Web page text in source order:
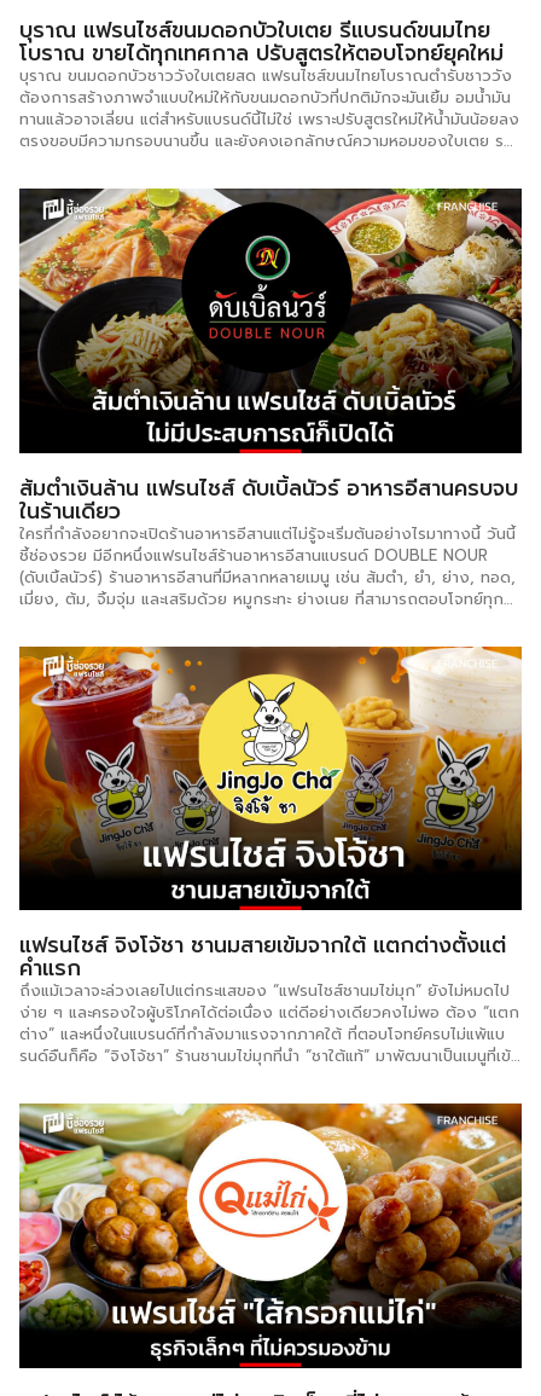
บุราณ แฟรนไชส์ขนมดอกบัวใบเตย รีแบรนด์ขนมไทย
โบราณ ขายได้ทุกเทศกาล ปรับสูตรให้ตอบโจทย์ยุคใหม่
บุราณ ขนมดอกบัวชาววังใบเตยสด แฟรนไชส์ขนมไทยโบราณตำรับชาววัง
ต้องการสร้างภาพจำแบบใหม่ให้กับขนมดอกบัวที่ปกติมักจะมันเยิ้ม อมน้ำมัน
ทานแล้วอาจเลี่ยน แต่สำหรับแบรนด์นี้ไม่ใช่ เพราะปรับสูตรใหม่ให้น้ำมันน้อยลง
ตรงขอบมีความกรอบนานขึ้น และยังคงเอกลักษณ์ความหอมของใบเตย รส
ระยะเวลาสัญญา 2 ปี ระยะเวลาคืนทุน 1 เดือน จำนวนสาขา มากกว่า 100
สาขา กลยุทธ์ธุรกิจ -ขนมใบเตยที่ไม่มันเยิ้ม ไม่อมน้ำมัน -กรรมวิธีการทำที่
ทำให้ขอบกรอบนานขึ้น -รสชาติที่ปรับสูตรมาให้หอม กลมกล่อมมากยิ่งขึ้น
ชุดเริ่มต้น 18,900 บาท สิ่งที่ได้รับ การสอนอบรมการทำขนมดอกบัว มีให้ลือ
ก 3 แบบ เดินทางมาเทรนด้วยตัวเองที่ อ.เมือง จ.มหาสารคาม ให้ทีมงานไป
สอนถึงบ้านแต่จะมีค่าใช้จ่ายการเดินทาง เทรนผ่านออนไลน์ คลิปการสอน จัด
ส่งสินค้าไปที่บ้านลูกค้า จะมีค่าจัดส่งอุปกรณ์ ติดต่อโทร : 093-3761278 /
088-3316550 […]
ส้มตำเงินล้าน แฟรนไชส์ ดับเบิ้ลนัวร์ อาหารอีสานครบจบ
ในร้านเดียว
ใครที่กำลังอยากจะเปิดร้านอาหารอีสานแต่ไม่รู้จะเริ่มต้นอย่างไรมาทางนี้ วันนี้
ชี้ช่องรวย มีอีกหนึ่งแฟรนไชส์ร้านอาหารอีสานแบรนด์ DOUBLE NOUR
(ดับเบิ้ลนัวร์) ร้านอาหารอีสานที่มีหลากหลายเมนู เช่น ส้มตำ, ยำ, ย่าง, ทอด,
เมี่ยง, ต้ม, จิ้มจุ่ม และเสริมด้วย หมูกระทะ ย่างเนย ที่สามารถตอบโจทย์ทุก
ความต้องการของลูกค้าได้อย่างครอบคลุม แฟรนไชส์ ดับเบิ้ลนัวร์ ยึดมั่นใน
ปรุง เช่น น้ำตำ น้ำยำ น้ำต้ม น้ำจิ้มต่างๆ ช่วยให้สามารถปรุงอาหารได้ง่าย
ลดขั้นตอนการทำ รสชาติเป็นมาตรฐานเดียวกันทุกครั้ง ไม่จำเป็นต้องใช้เชฟ
มืออาชีพก็สามารถทำได้ ตอบโจทย์ได้เป็นอย่างดีสำหรับการเปิดร้านอาหาร
หมดกังวลเรื่องขาดพ่อครัวแม่ครัว สำหรับรูปแบบการลงทุนแฟรนไชส์
ดับเบิ้ลนัวร์ มีให้เลือกถึง 3 รูปแบบ แฟรนไชส์ Size S ราคา 149,000 บาท
รูปแบบสำหรับ ร้านขนาดเล็ก 4-5 โต๊ะ […]
แฟรนไชส์ จิงโจ้ชา ชานมสายเข้มจากใต้ แตกต่างตั้งแต่
คำแรก
ถึงแม้เวลาจะล่วงเลยไปแต่กระแสของ “แฟรนไชส์ชานมไข่มุก” ยังไม่หมดไป
ง่าย ๆ และครองใจผู้บริโภคได้ต่อเนื่อง แต่ดีอย่างเดียวคงไม่พอ ต้อง “แตก
ต่าง” และหนึ่งในแบรนด์ที่กำลังมาแรงจากภาคใต้ ที่ตอบโจทย์ครบไม่แพ้แบ
รนด์อืนก็คือ “จิงโจ้ชา” ร้านชานมไข่มุกที่นำ “ชาใต้แท้” มาพัฒนาเป็นเมนูที่เข้ม
ข้น หอมมัน กลายเป็นจุดขายเฉพาะตัวที่โดนใจ จุดเด่นของจิงโจ้ชา ราคาเข้า
รายการ สัญญาตลอดชีพ ชาใต้จากหาดใหญ่ กลิ่นหอมเอกลักษณ์ รสชาติ
เข้มข้น งบลงทุนเริ่มต้น 65,900 บาท สัญญาตลอดชีพ ระยะเวลาคืนทุน 6
– 12 เดือน สาขามากกว่า 100 สาขา อุปกรณ์มากกว่า 85 รายการ
สนใจชานม จิงโจ้ชาติดต่อ เบอร์โทร : 097-9622883 / 0623974029
Facebook […]